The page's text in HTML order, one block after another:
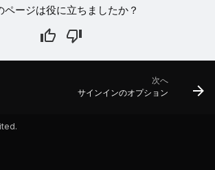
ページは役に立ちましたか？
次へ
サインインのオプション